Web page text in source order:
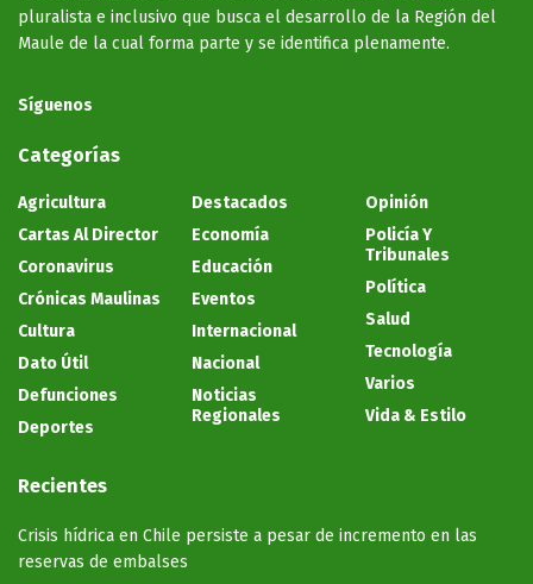
pluralista e inclusivo que busca el desarrollo de la Región del
Maule de la cual forma parte y se identifica plenamente.
Síguenos
Categorías
Agricultura
Cartas Al Director
Coronavirus
Crónicas Maulinas
Cultura
Dato Útil
Defunciones
Deportes
Destacados
Economía
Educación
Eventos
Internacional
Nacional
Noticias
Regionales
Opinión
Policía Y
Tribunales
Política
Salud
Tecnología
Varios
Vida & Estilo
Recientes
Crisis hídrica en Chile persiste a pesar de incremento en las
reservas de embalses